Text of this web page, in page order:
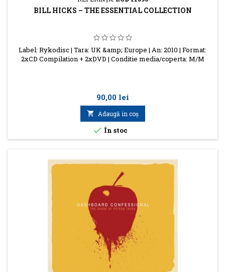
BILL HICKS ‎– THE ESSENTIAL COLLECTION
Label: Rykodisc | Tara: UK &amp; Europe | An: 2010 | Format:
2xCD Compilation + 2xDVD | Conditie media/coperta: M/M
Preţ
90,00 lei
 Adaugă in coş
 În stoc